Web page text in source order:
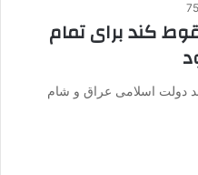
75
کند برای تمام
دولت اسلامی عراق و شام